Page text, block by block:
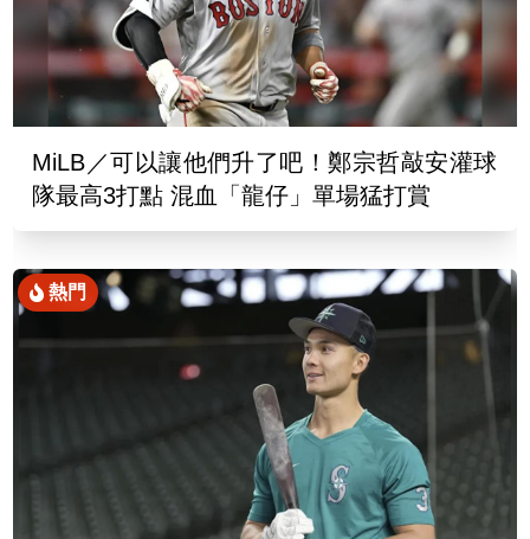
MiLB／可以讓他們升了吧！鄭宗哲敲安灌球
隊最高3打點 混血「龍仔」單場猛打賞
熱門